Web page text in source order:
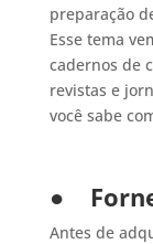
preparação
Esse tema
cadernos de
revistas e
você sabe
●
Antes de